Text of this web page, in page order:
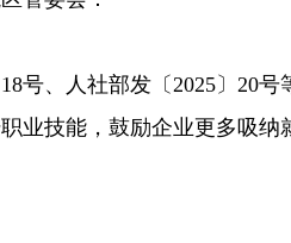
号、人社部发〔2025〕20
业技能，鼓励企业更多吸纳